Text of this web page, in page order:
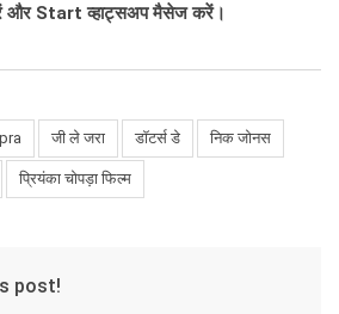
और Start व्हाट्सअप मैसेज करें।
जी ले जरा डॉटर्स डे निक जोनस
प्रियंका चोपड़ा फिल्म
post!